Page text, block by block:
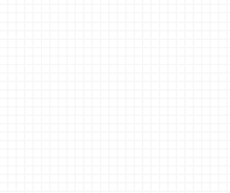
等方式保守治療
王先生受傷狀況較
欲生，因此醫療
成分。而該研究
呈現低度發炎狀
，執行達文西機